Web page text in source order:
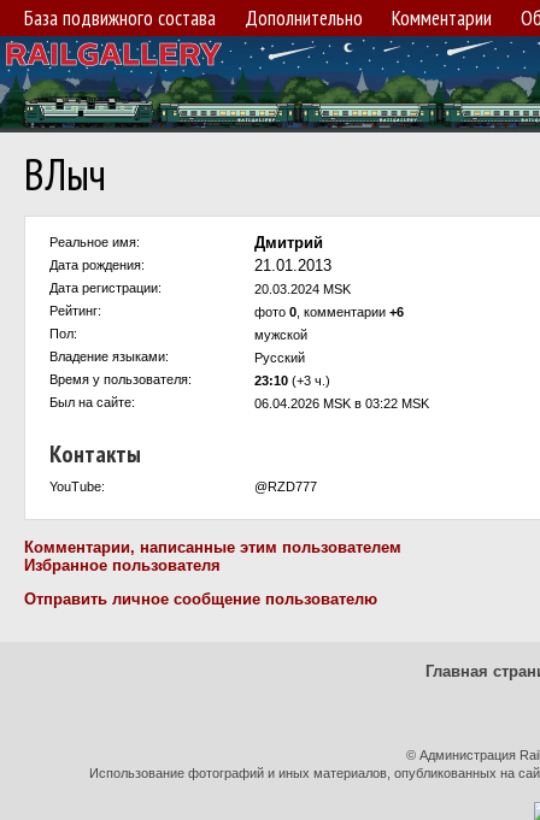
База подвижного состава Дополнительно Комментарии
ВЛыч
Реальное имя: Дмитрий
Дата рождения: 21.01.2013
Дата регистрации:
20.03.2024 MSK
Рейтинг:
фото 0 , комментарии +6
Пол:
мужской
Владение языками:
Русский
Время у пользователя:
23:10 (+3 ч.)
Был на сайте:
06.04.2026 MSK в 03:22 MSK
Контакты
YouTube: @RZD777
Комментарии, написанные этим пользователем
Избранное пользователя
Отправить личное сообщение пользователю
Главная
© Администрация
Использование фотографий и иных материалов, опубликованных на